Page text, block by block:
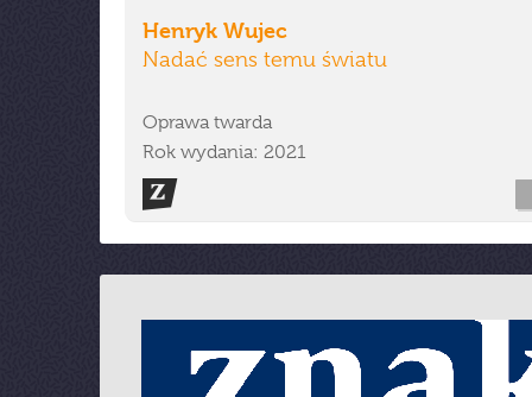
Henryk Wujec
Nadać sens temu światu
Oprawa twarda
Rok wydania: 2021